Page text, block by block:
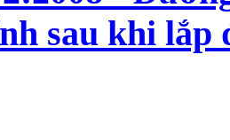
sau khi lắp